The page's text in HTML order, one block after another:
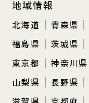
地域情報
北海道 青森県
福島県
茨城県
東京都
神奈川県
山梨県
長野県